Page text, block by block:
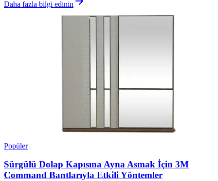
Daha fazla bilgi edinin
Popüler
Sürgülü Dolap Kapısına Ayna Asmak İçin 3M
Command Bantlarıyla Etkili Yöntemler